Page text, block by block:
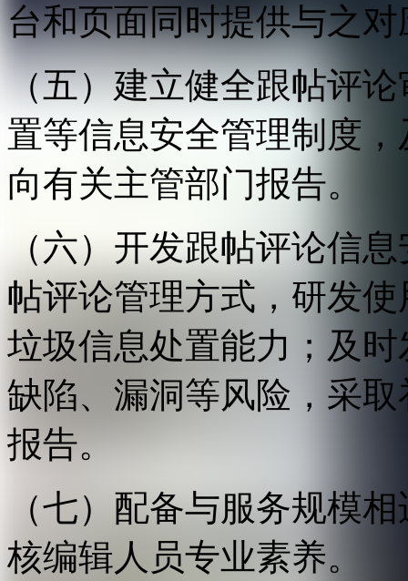
台和页面同时提供与之
（五）建立健全跟帖评
置等信息安全管理制度
向有关主管部门报告。
（六）开发跟帖评论信
帖评论管理方式，研发
垃圾信息处置能力；及
缺陷、漏洞等风险，采
报告。
（七）配备与服务规模
核编辑人员专业素养。